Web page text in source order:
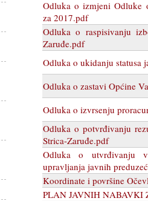
Odluka o izmjeni Odluke
za 2017.pdf
Odluka o raspisivanju
Zaruđe.pdf
Odluka o ukidanju statusa
Odluka o zastavi Općine
Odluka o izvrsenju
Odluka o potvrđivanju
Strica-Zaruđe.pdf
Odluka o utvrđivanju
upravljanja javnih
Koordinate i površine
PLAN JAVNIH NABAVKI